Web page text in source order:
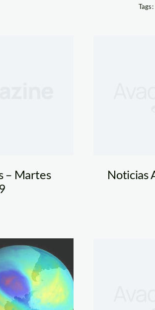
Tags:
– Martes
Noticias